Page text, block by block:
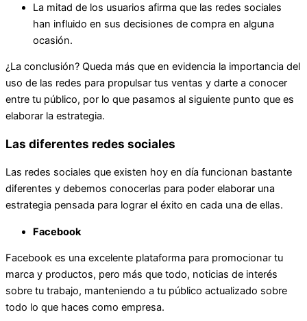
La mitad de los usuarios afirma que las redes sociales
han influido en sus decisiones de compra en alguna
ocasión.
¿La conclusión? Queda más que en evidencia la importancia del
uso de las redes para propulsar tus ventas y darte a conocer
entre tu público, por lo que pasamos al siguiente punto que es
elaborar la estrategia.
Las diferentes redes sociales
Las redes sociales que existen hoy en día funcionan bastante
diferentes y debemos conocerlas para poder elaborar una
estrategia pensada para lograr el éxito en cada una de ellas.
Facebook
Facebook es una excelente plataforma para promocionar tu
marca y productos, pero más que todo, noticias de interés
sobre tu trabajo, manteniendo a tu público actualizado sobre
todo lo que haces como empresa.